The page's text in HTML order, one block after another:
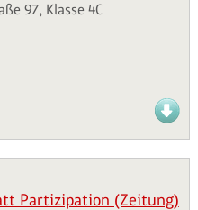
97, Klasse 4C
Partizipation (Zeitung)